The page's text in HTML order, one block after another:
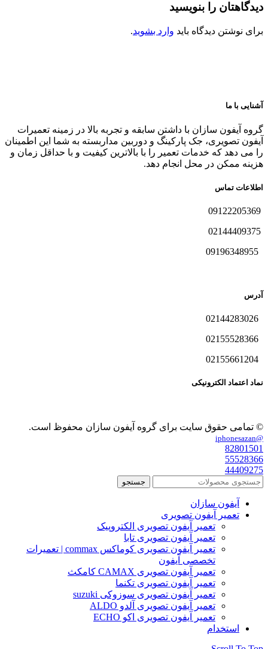
دیدگاهتان را بنویسید
برای نوشتن دیدگاه باید وارد بشوید.
آشنایی با ما
گروه آیفون سازان با داشتن سابقه و تجربه بالا در زمینه تعمیرات
آیفون تصویری، جک پارکینگ و دوربین مداربسته به شما این اطمینان
را می دهد که خدمات تعمیر را با بالاترین کیفیت و با حداقل زمان و
هزینه ممکن در محل انجام دهد.
اطلاعات تماس
آدرس
نماد اعتماد الکترونیکی
© تمامی حقوق سایت برای گروه آیفون سازان محفوظ است.
@iphonesazan
82801501
55528366
44409275
جستجو
آیفون سازان
تعمیر آیفون تصویری
تعمیر آیفون تصویری الکتروپیک
تعمیر آیفون تصویری تابا
تعمیر آیفون تصویری کوماکس commax | تعمیرات
تخصصی آیفون
تعمیر آیفون تصویری CAMAX کامکث
تعمیر آیفون تصویری تکنما
تعمیر آیفون تصویری سوزوکی suzuki
تعمیر آیفون تصویری آلدو ALDO
تعمیر آیفون تصویری اکو ECHO
استخدام